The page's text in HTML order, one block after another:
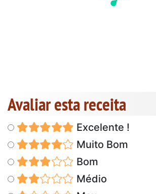
Avaliar esta receita
Excelente !
Muito Bom
Bom
Médio